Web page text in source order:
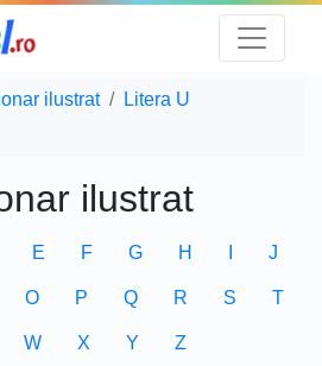
ilustrat
Litera U
ilustrat
E F G H J
O P Q R S T
W X Y Z